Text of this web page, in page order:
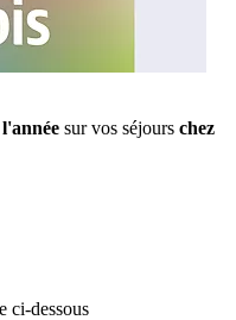
sur vos séjours chez
ci-dessous